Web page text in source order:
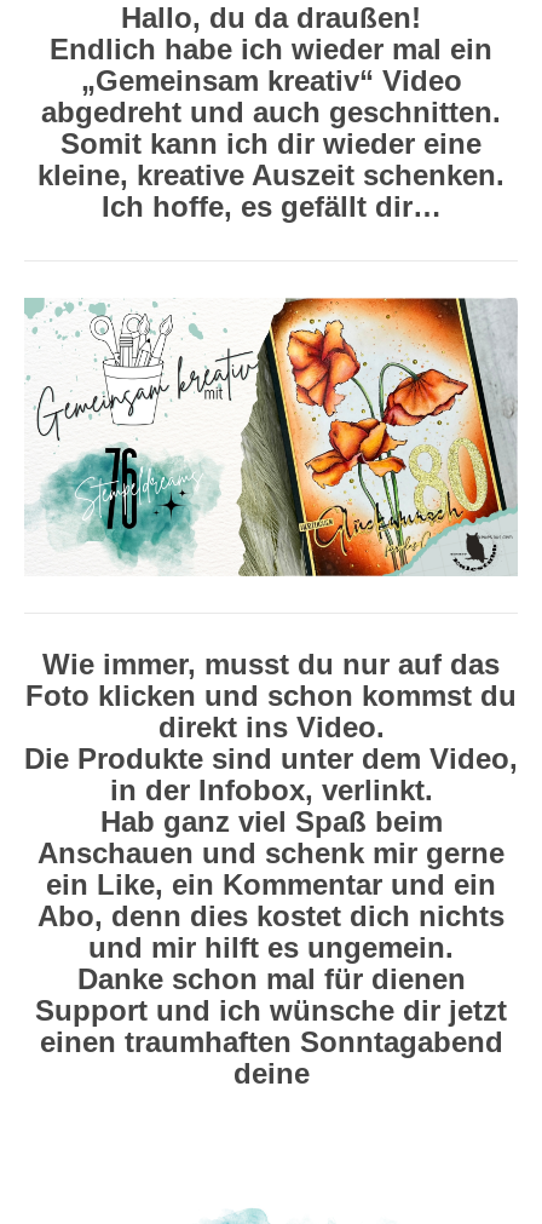
Hallo, du da draußen!
Endlich habe ich wieder mal ein
„Gemeinsam kreativ“ Video
abgedreht und auch geschnitten.
Somit kann ich dir wieder eine
kleine, kreative Auszeit schenken.
Ich hoffe, es gefällt dir…
Wie immer, musst du nur auf das
Foto klicken und schon kommst du
direkt ins Video.
Die Produkte sind unter dem Video,
in der Infobox, verlinkt.
Hab ganz viel Spaß beim
Anschauen und schenk mir gerne
ein Like, ein Kommentar und ein
Abo, denn dies kostet dich nichts
und mir hilft es ungemein.
Danke schon mal für dienen
Support und ich wünsche dir jetzt
einen traumhaften Sonntagabend
deine